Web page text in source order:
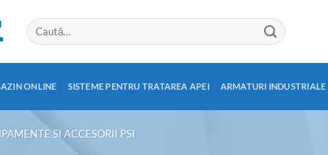
Caută
după:
ONLINE SISTEME PENTRU TRATAREA APEI ARMATURI INDUSTRIALE
SI ACCESORII PSI